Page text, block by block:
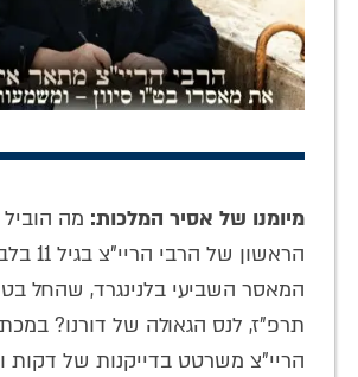
מיומנו של אסיר המלכות: מה
הראשון
המאסר השביעי בלנינגרד, שהחל
תרפ"ז, לנס הגאולה של דורנו?
הריי"צ משרטט בדייקנות של דקות